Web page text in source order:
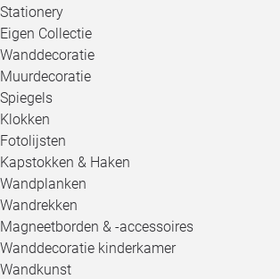
Stationery
Eigen Collectie
Wanddecoratie
Muurdecoratie
Spiegels
Klokken
Fotolijsten
Kapstokken & Haken
Wandplanken
Wandrekken
Magneetborden & -accessoires
Wanddecoratie kinderkamer
Wandkunst